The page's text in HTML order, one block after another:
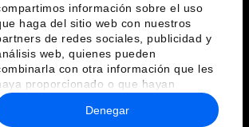
información sobre el uso
haga del sitio web con nuestros
de redes sociales, publicidad y
web, quienes pueden
con otra información que les
proporcionado o que hayan
a partir del uso que haya
de sus servicios.
Denegar